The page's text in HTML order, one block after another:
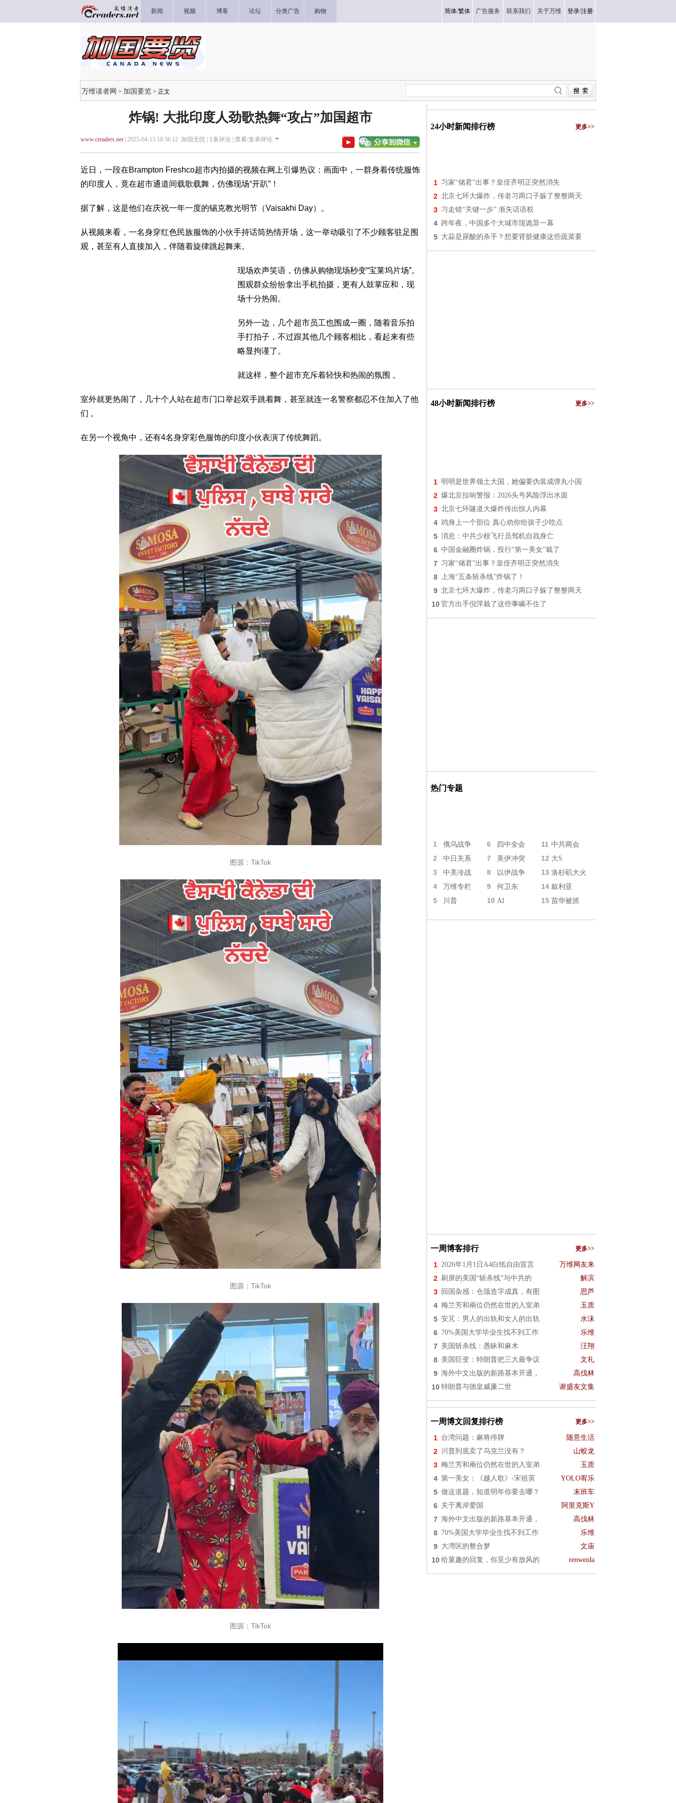
新闻 视频 博客 论坛 分类广告 购物 简体/繁体 广告服务 联系我们 关于万维 登录/注册
万维读者网 > 加国要览 > 正文
炸锅! 大批印度人劲歌热舞“攻占”加国超市
www.creaders.net| 2025-04-15 10:56:12 加国无忧 | 1条评论 | 查看/发表评论
近日，一段在Brampton Freshco超市内拍摄的视频在网上引爆热议：画面中，一群身着传统服饰
的印度人，竟在超市通道间载歌载舞，仿佛现场“开趴”！
据了解，这是他们在庆祝一年一度的锡克教光明节（Vaisakhi Day）。
从视频来看，一名身穿红色民族服饰的小伙手持话筒热情开场，这一举动吸引了不少顾客驻足围
观，甚至有人直接加入，伴随着旋律跳起舞来。
现场欢声笑语，仿佛从购物现场秒变“宝莱坞片场”。
围观群众纷纷拿出手机拍摄，更有人鼓掌应和，现
场十分热闹。
另外一边，几个超市员工也围成一圈，随着音乐拍
手打拍子，不过跟其他几个顾客相比，看起来有些
略显拘谨了。
就这样，整个超市充斥着轻快和热闹的氛围 。
室外就更热闹了，几十个人站在超市门口举起双手跳着舞，甚至就连一名警察都忍不住加入了他
们 。
在另一个视角中，还有4名身穿彩色服饰的印度小伙表演了传统舞蹈。
图源：TikTok
图源：TikTok
图源：TikTok
24小时新闻排行榜 更多>>
1 习家“储君”出事？皇侄齐明正突然消失
2 北京七环大爆炸，传老习两口子躲了整整两天
3 习走错“关键一步” 渐失话语权
4 跨年夜，中国多个大城市现诡异一幕
5 大蒜是尿酸的杀手？想要肾脏健康这些蔬菜要
48小时新闻排行榜 更多>>
1 明明是世界领土大国，她偏要伪装成弹丸小国
2 爆北京拉响警报：2026头号风险浮出水面
3 北京七环隧道大爆炸传出惊人内幕
4 鸡身上一个部位 真心劝你给孩子少吃点
5 消息：中共少校飞行员驾机自戕身亡
6 中国金融圈炸锅，投行“第一美女”栽了
7 习家“储君”出事？皇侄齐明正突然消失
8 上海“五条斩杀线”炸锅了！
9 北京七环大爆炸，传老习两口子躲了整整两天
10 官方出手倪萍栽了这些事瞒不住了
热门专题
1 俄乌战争 6 四中全会 11 中共两会
2 中日关系 7 美伊冲突 12 大S
3 中美冷战 8 以伊战争 13 洛杉矶大火
4 万维专栏 9 何卫东 14 叙利亚
5 川普 10 AI 15 苗华被抓
一周博客排行 更多>>
1 2026年1月1日A4白纸自由宣言 万维网友来
2 刷屏的美国“斩杀线”与中共的 解滨
3 回国杂感：仓颉造字成真，有图 思芦
4 梅兰芳和兩位仍然在世的入室弟 玉质
5 安芃：男人的出轨和女人的出轨 水沫
6 70%美国大学毕业生找不到工作 乐维
7 美国斩杀线：愚昧和麻木 汪翔
8 美国巨变：特朗普把三大最争议 文礼
9 海外中文出版的新路基本开通， 高伐林
10 特朗普与德皇威廉二世 谢盛友文集
一周博文回复排行榜 更多>>
1 台湾问题：麻将停牌 随意生活
2 川普到底卖了乌克兰没有？ 山蛟龙
3 梅兰芳和兩位仍然在世的入室弟 玉质
4 第一美女：《越人歌》-宋祖英 YOLO宥乐
5 做这道题，知道明年你要去哪？ 末班车
6 关于离岸爱国 阿里克斯Y
7 海外中文出版的新路基本开通， 高伐林
8 70%美国大学毕业生找不到工作 乐维
9 大湾区的整合梦 文庙
10 给菓趣的回复，你至少有放风的 renweida